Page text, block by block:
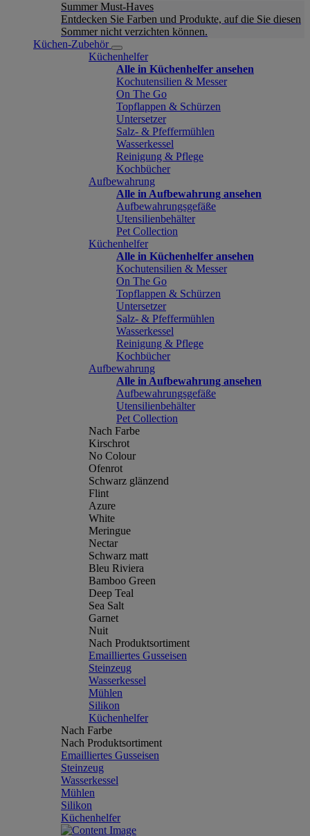
Summer Must-Haves
Entdecken Sie Farben und Produkte, auf die Sie diesen
Sommer nicht verzichten können.
Küchen-Zubehör
Küchenhelfer
Alle in Küchenhelfer ansehen
Kochutensilien & Messer
On The Go
Topflappen & Schürzen
Untersetzer
Salz- & Pfeffermühlen
Wasserkessel
Reinigung & Pflege
Kochbücher
Aufbewahrung
Alle in Aufbewahrung ansehen
Aufbewahrungsgefäße
Utensilienbehälter
Pet Collection
Küchenhelfer
Alle in Küchenhelfer ansehen
Kochutensilien & Messer
On The Go
Topflappen & Schürzen
Untersetzer
Salz- & Pfeffermühlen
Wasserkessel
Reinigung & Pflege
Kochbücher
Aufbewahrung
Alle in Aufbewahrung ansehen
Aufbewahrungsgefäße
Utensilienbehälter
Pet Collection
Nach Farbe
Kirschrot
No Colour
Ofenrot
Schwarz glänzend
Flint
Azure
White
Meringue
Nectar
Schwarz matt
Bleu Riviera
Bamboo Green
Deep Teal
Sea Salt
Garnet
Nuit
Nach Produktsortiment
Emailliertes Gusseisen
Steinzeug
Wasserkessel
Mühlen
Silikon
Küchenhelfer
Nach Farbe
Nach Produktsortiment
Emailliertes Gusseisen
Steinzeug
Wasserkessel
Mühlen
Silikon
Küchenhelfer